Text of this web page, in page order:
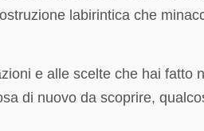
labirintica che
e alle scelte che hai fatto
di nuovo da scoprire,